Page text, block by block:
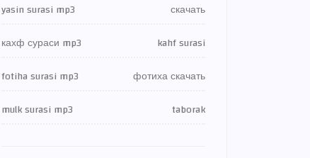
yasin surasi mp3
скачать
кахф сураси mp3
kahf surasi
fotiha surasi mp3
фотиха скачать
mulk surasi mp3
taborak